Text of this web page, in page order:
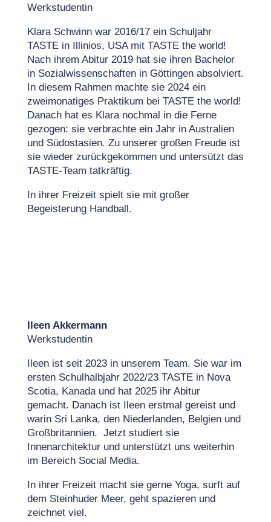
Werkstudentin
Klara Schwinn war 2016/17 ein Schuljahr
TASTE in Illinios, USA mit TASTE the world!
Nach ihrem Abitur 2019 hat sie ihren Bachelor
in Sozialwissenschaften in Göttingen absolviert.
In diesem Rahmen machte sie 2024 ein
zweimonatiges Praktikum bei TASTE the world!
Danach hat es Klara nochmal in die Ferne
gezogen: sie verbrachte ein Jahr in Australien
und Südostasien. Zu unserer großen Freude ist
sie wieder zurückgekommen und untersützt das
TASTE-Team tatkräftig.
In ihrer Freizeit spielt sie mit großer
Begeisterung Handball.
Ileen Akkermann
Werkstudentin
Ileen ist seit 2023 in unserem Team. Sie war im
ersten Schulhalbjahr 2022/23 TASTE in Nova
Scotia, Kanada und hat 2025 ihr Abitur
gemacht. Danach ist Ileen erstmal gereist und
warin Sri Lanka, den Niederlanden, Belgien und
Großbritannien. Jetzt studiert sie
Innenarchitektur und unterstützt uns weiterhin
im Bereich Social Media.
In ihrer Freizeit macht sie gerne Yoga, surft auf
dem Steinhuder Meer, geht spazieren und
zeichnet viel.